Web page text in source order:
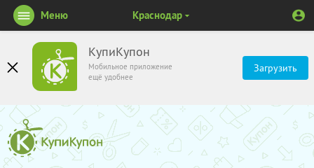
КупиКупон
Мобильное приложение
ещё удобнее
Загрузить
Меню Краснодар